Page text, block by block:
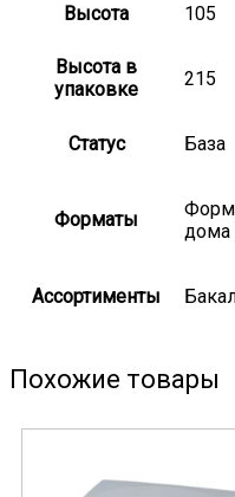
Высота 105
Высота в
упаковке
215
Статус База
Форматы
дома
Ассортименты
Похожие товары